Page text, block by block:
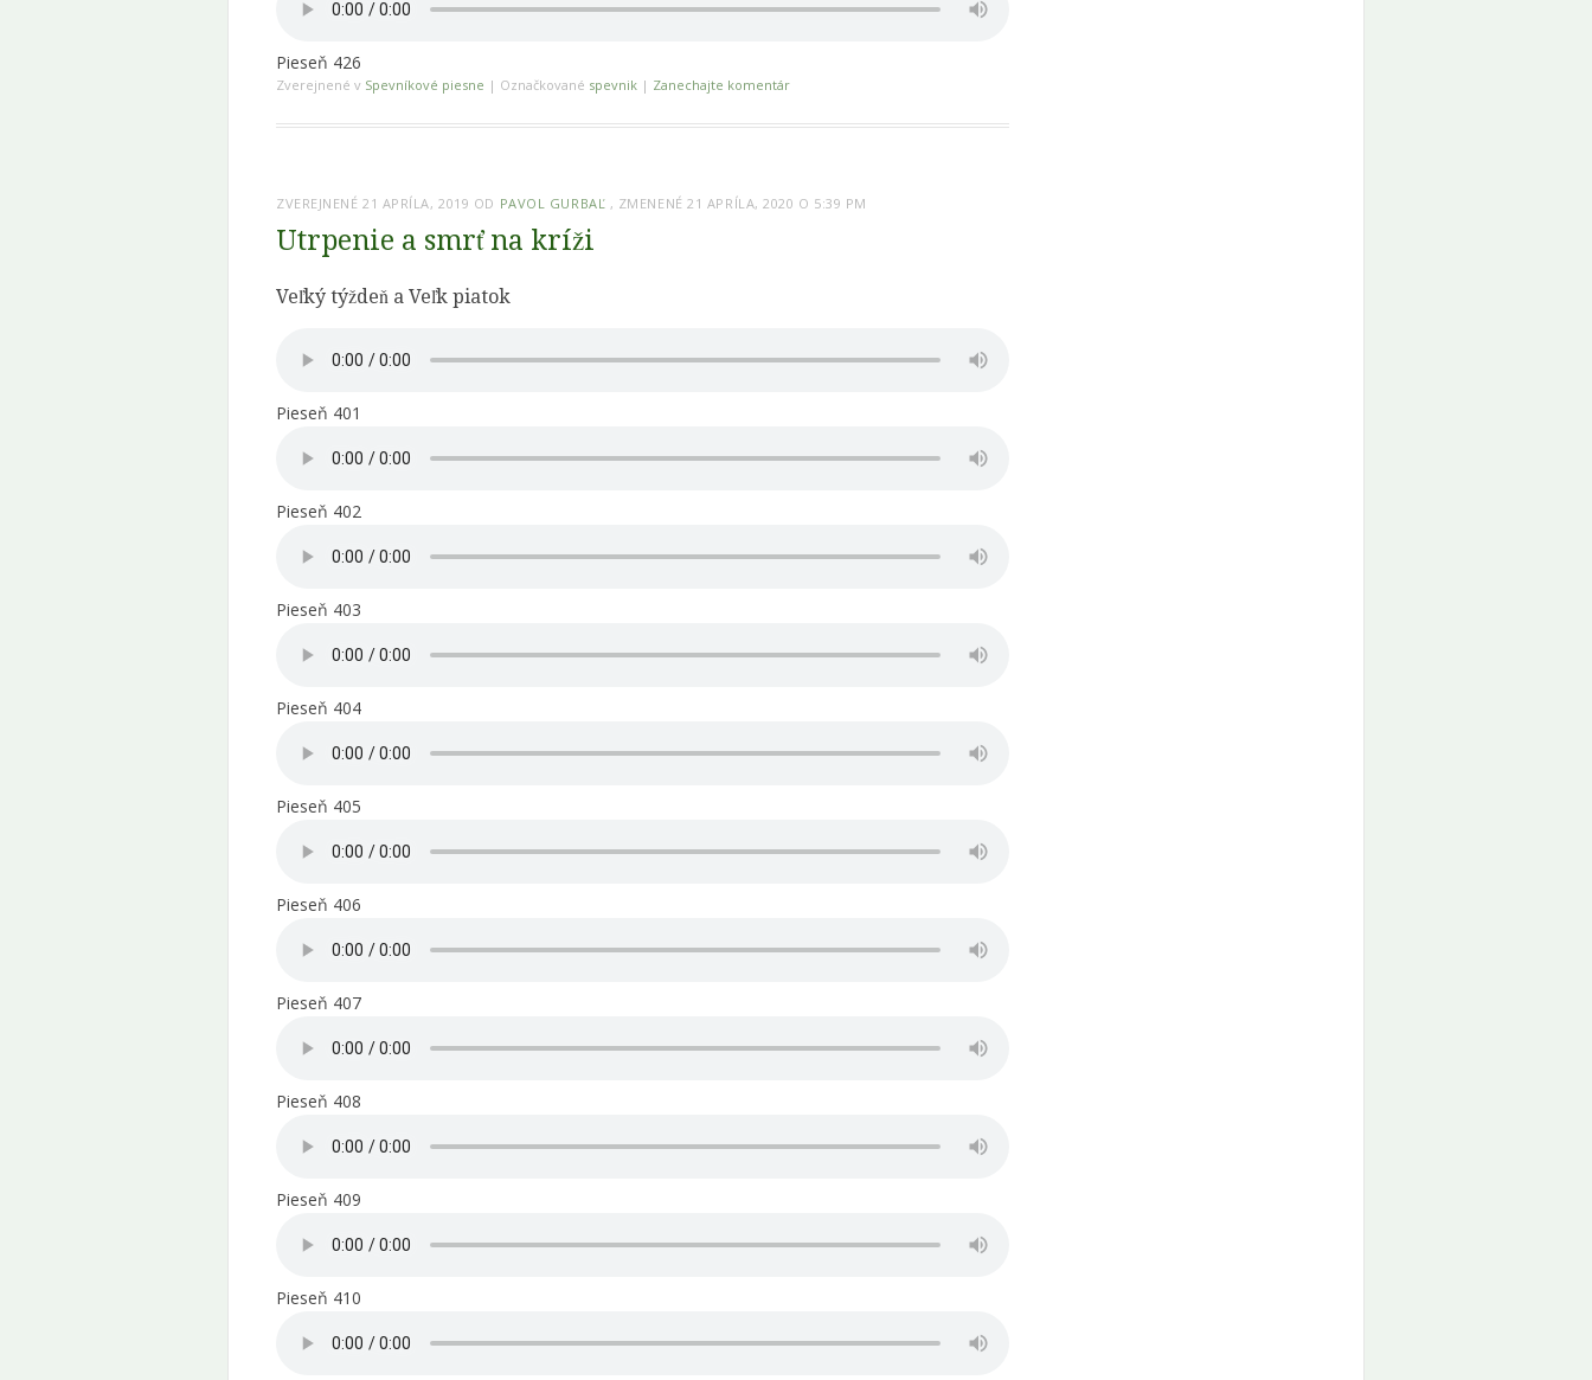
Pieseň 426
Zverejnené v Spevníkové piesne | Označkované spevnik | Zanechajte komentár
ZVEREJNENÉ 21 APRÍLA, 2019 OD PAVOL GURBAĽ , ZMENENÉ 21 APRÍLA, 2020 O 5:39 PM
Utrpenie a smrť na kríži
Veľký týždeň a Veľk piatok
Pieseň 401
Pieseň 402
Pieseň 403
Pieseň 404
Pieseň 405
Pieseň 406
Pieseň 407
Pieseň 408
Pieseň 409
Pieseň 410